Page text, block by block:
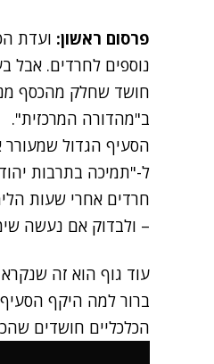
פרסום ראשון: ועדת
נוספים לחרדים. אבל
חושד שחלק מהכסף
ב"מהדורה המרכזית".
ל-"תמיכה בתרבות
חרדים אחרי שעות
– ולבדוק אם נעשה
עוד גוף הוא זה
הכלכליים חושדים